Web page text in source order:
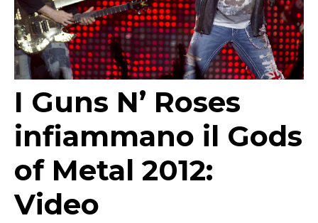
I Guns N’ Roses
infiammano il Gods
of Metal 2012:
Video